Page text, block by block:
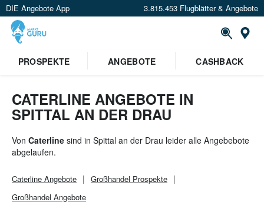
DIE Angebote App 3.815.453 Flugblätter & Angebote
Standort festlegen
PROSPEKTE ANGEBOTE CASHBACK
CATERLINE ANGEBOTE IN
SPITTAL AN DER DRAU
Von Caterline sind in Spittal an der Drau leider alle Angebebote
abgelaufen.
Caterline Angebote Großhandel Prospekte
Großhandel Angebote